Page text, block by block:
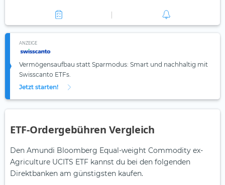
ANZEIGE
Vermögensaufbau statt Sparmodus: Smart und nachhaltig mit
Swisscanto ETFs.
Jetzt starten!
ETF-Ordergebühren Vergleich
Den Amundi Bloomberg Equal-weight Commodity ex-
Agriculture UCITS ETF kannst du bei den folgenden
Direktbanken am günstigsten kaufen.